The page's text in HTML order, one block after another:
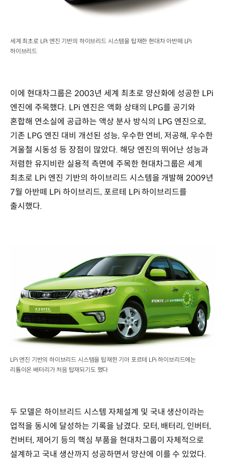
세계 최초로 LPi 엔진 기반의 하이브리드 시스템을 탑재한 현대차 아반떼 LPi
하이브리드
이에 현대차그룹은 2003년 세계 최초로 양산화에 성공한 LPi
엔진에 주목했다. LPi 엔진은 액화 상태의 LPG를 공기와
혼합해 연소실에 공급하는 액상 분사 방식의 LPG 엔진으로,
기존 LPG 엔진 대비 개선된 성능, 우수한 연비, 저공해, 우수한
겨울철 시동성 등 장점이 많았다. 해당 엔진의 뛰어난 성능과
저렴한 유지비란 실용적 측면에 주목한 현대차그룹은 세계
최초로 LPi 엔진 기반의 하이브리드 시스템을 개발해 2009년
7월 아반떼 LPi 하이브리드, 포르테 LPi 하이브리드를
출시했다.
LPi 엔진 기반의 하이브리드 시스템을 탑재한 기아 포르테 LPi 하이브리드에는
리튬이온 배터리가 처음 탑재되기도 했다
두 모델은 하이브리드 시스템 자체설계 및 국내 생산이라는
업적을 동시에 달성하는 기록을 남겼다. 모터, 배터리, 인버터,
컨버터, 제어기 등의 핵심 부품을 현대차그룹이 자체적으로
설계하고 국내 생산까지 성공하면서 양산에 이를 수 있었다.